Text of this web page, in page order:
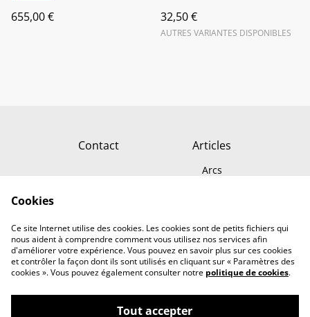
655,00 € 32,50 €
AUTRES VARIANTES DISPONIBLES
Contact Articles
Arcs
Conditions générales
Politique de
confidentialité
Cookies
Ce site Internet utilise des cookies. Les cookies sont de petits fichiers qui
nous aident à comprendre comment vous utilisez nos services afin
d'améliorer votre expérience. Vous pouvez en savoir plus sur ces cookies
et contrôler la façon dont ils sont utilisés en cliquant sur « Paramètres des
cookies ». Vous pouvez également consulter notre politique de cookies.
Tout accepter